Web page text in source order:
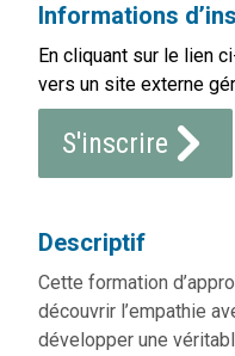
Informations
En cliquant sur le lien
vers un site externe
S'inscrire
Descriptif
Cette formation
découvrir l’empathie
développer une